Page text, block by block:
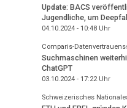
Update: BACS
Jugendliche, um
04.10.2024 - 10:48Uhr
Comparis-
Suchmaschinen
ChatGPT
03.10.2024 - 17:22Uhr
Schweizerisches